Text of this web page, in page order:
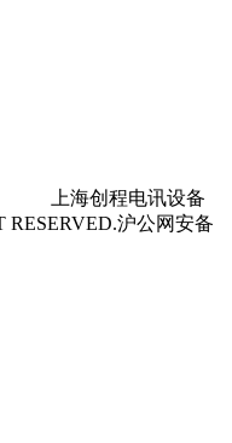
上海创程电讯设备
沪公网安备